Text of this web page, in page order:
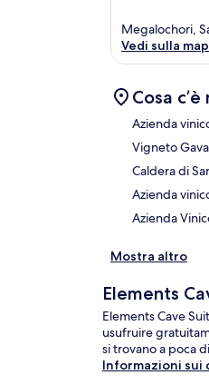
Megalochori,
Vedi sulla
Cosa
Azienda
Vigneto
Caldera di
Azienda
Azienda
Mostra altro
Elements
Elements Cave
usufruire
si trovano a poca
Informazioni sui